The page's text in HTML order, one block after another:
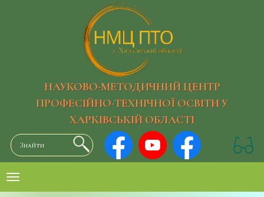
НАУКОВО-МЕТОДИЧНИЙ ЦЕНТР
ПРОФЕСІЙНО-ТЕХНІЧНОЇ ОСВІТИ У
ХАРКІВСЬКІЙ ОБЛАСТІ